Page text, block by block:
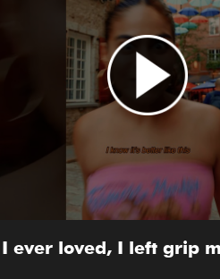
ever loved, I left grip